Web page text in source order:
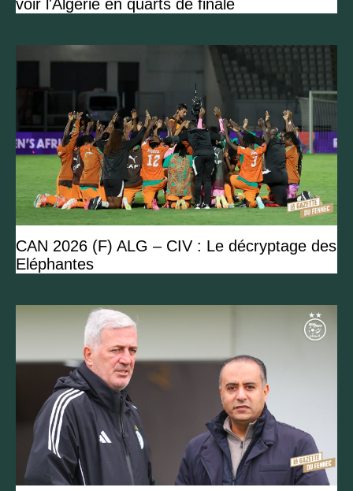
voir l'Algérie en quarts de finale
CAN 2026 (F) ALG – CIV : Le décryptage des
Eléphantes